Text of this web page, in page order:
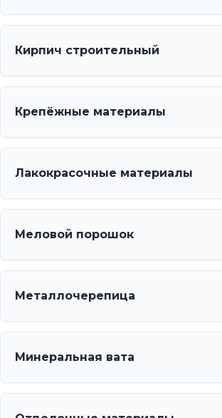
Кирпич строительный
Крепёжные материалы
Лакокрасочные материалы
Меловой порошок
Металлочерепица
Минеральная вата